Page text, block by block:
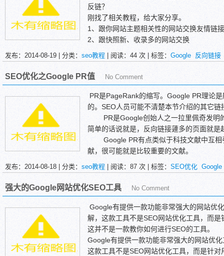
反链？
刚找了相关教程，给大家分享。
1、跟你网站主题相关性的网站交换友情链接
2、跟快照新、收录多的网站交换
3、导出链接控制在30-50个比较好
4、外链添加，这个根据你自己的情况决定
5、多写一些原创文章
6、坚持每天添加3-5篇文章
发布：2014-08-19 | 分类： seo教程 | 阅读： 44 次 | 标签： Google 反向链接
SEO优化之Google PR值 No Comment
PR是PageRank的缩写。Google PR理论
的。SEO人员可能不清楚本节介绍的其它
PR是Google创始人之一拉里佩奇发明
简单的话说就是，反向链接蘧多的页面就
Google PR有点类似于科技文献中互相
献，很可能就是比较重要的文献。
发布：2014-08-18 | 分类： seo教程 | 阅读： 87 次 | 标签： SEO优化 Google
强大的Google网站优化SEO工具 No Comment
Google有提供一款功能非常强大的网站优
解，这款工具不是SEO网站优化工具，而
这并不是一款教你如何进行SEO的工具。
Google有提供一款功能非常强大的网站优
这款工具不是SEO网站优化工具，而是针